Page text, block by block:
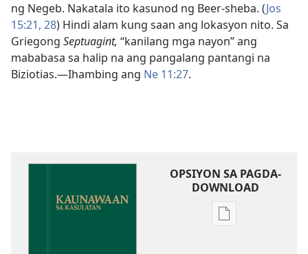
ng Negeb. Nakatala ito kasunod ng Beer-sheba. (Jos
15:21, 28) Hindi alam kung saan ang lokasyon nito. Sa
Griegong Septuagint, “kanilang mga nayon” ang
mababasa sa halip na ang pangalang pantangi na
Biziotias.​—Ihambing ang Ne 11:27.
OPSIYON SA PAGDA-
DOWNLOAD
Opsiyon